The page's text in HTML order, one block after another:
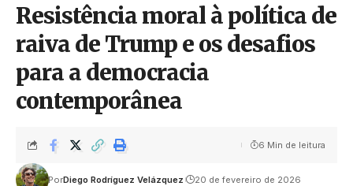
Resistência moral à política de
raiva de Trump e os desafios
para a democracia
contemporânea
PorDiego Rodríguez Velázquez 20 de fevereiro de 2026
6 Min de leitura